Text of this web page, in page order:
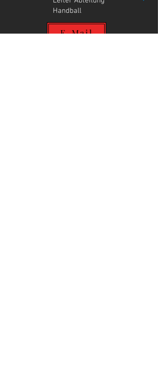
Handball
E-Mail